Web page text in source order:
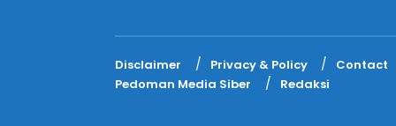
Disclaimer Privacy & Policy
Contact
Pedoman Media Siber
Redaksi